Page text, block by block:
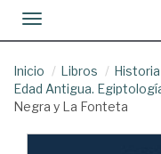
Toggle navigation
Inicio Libros
Edad Antigua.
Negra y La Fonteta